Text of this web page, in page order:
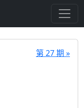
第 27 期 »